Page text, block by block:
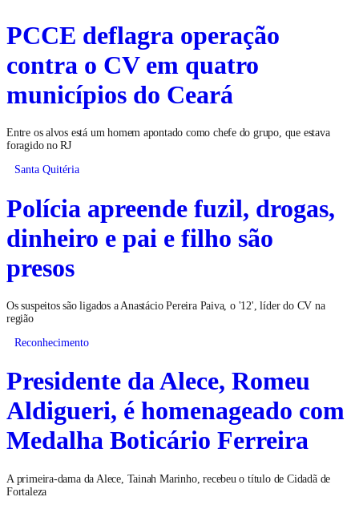
PCCE deflagra operação
contra o CV em quatro
municípios do Ceará
Entre os alvos está um homem apontado como chefe do grupo, que estava
foragido no RJ
Santa Quitéria
Polícia apreende fuzil, drogas,
dinheiro e pai e filho são
presos
Os suspeitos são ligados a Anastácio Pereira Paiva, o '12', líder do CV na
região
Reconhecimento
Presidente da Alece, Romeu
Aldigueri, é homenageado com
Medalha Boticário Ferreira
A primeira-dama da Alece, Tainah Marinho, recebeu o título de Cidadã de
Fortaleza